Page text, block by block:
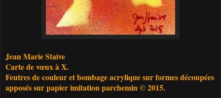
Jean Marie Staive
Carte de vœux à X.
Feutres de couleur et bombage acrylique sur formes découpées
apposés sur papier imitation parchemin © 2015.